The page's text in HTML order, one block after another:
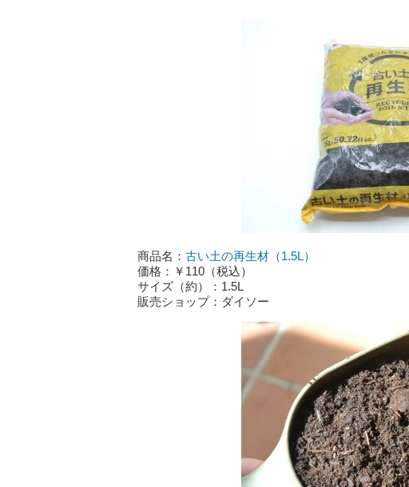
商品名： 古い土の再生材（1.5L）
価格：￥110（税込）
サイズ（約）：1.5L
販売ショップ：ダイソー